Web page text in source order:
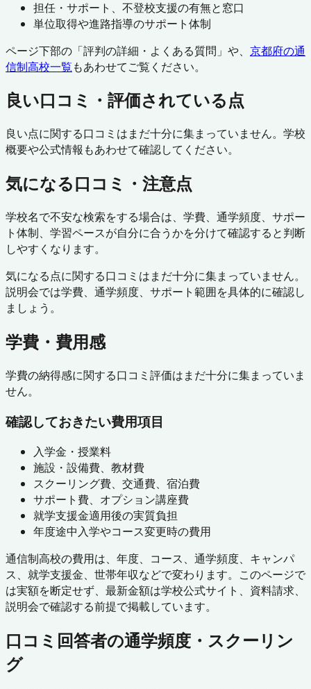
担任・サポート、不登校支援の有無と窓口
単位取得や進路指導のサポート体制
ページ下部の「評判の詳細・よくある質問」や、 京都府の通
信制高校一覧もあわせてご覧ください。
良い口コミ・評価されている点
良い点に関する口コミはまだ十分に集まっていません。学校
概要や公式情報もあわせて確認してください。
気になる口コミ・注意点
学校名で不安な検索をする場合は、学費、通学頻度、サポー
ト体制、学習ペースが自分に合うかを分けて確認すると判断
しやすくなります。
気になる点に関する口コミはまだ十分に集まっていません。
説明会では学費、通学頻度、サポート範囲を具体的に確認し
ましょう。
学費・費用感
学費の納得感に関する口コミ評価はまだ十分に集まっていま
せん。
確認しておきたい費用項目
入学金・授業料
施設・設備費、教材費
スクーリング費、交通費、宿泊費
サポート費、オプション講座費
就学支援金適用後の実質負担
年度途中入学やコース変更時の費用
通信制高校の費用は、年度、コース、通学頻度、キャンパ
ス、就学支援金、世帯年収などで変わります。このページで
は実額を断定せず、最新金額は学校公式サイト、資料請求、
説明会で確認する前提で掲載しています。
口コミ回答者の通学頻度・スクーリン
グ